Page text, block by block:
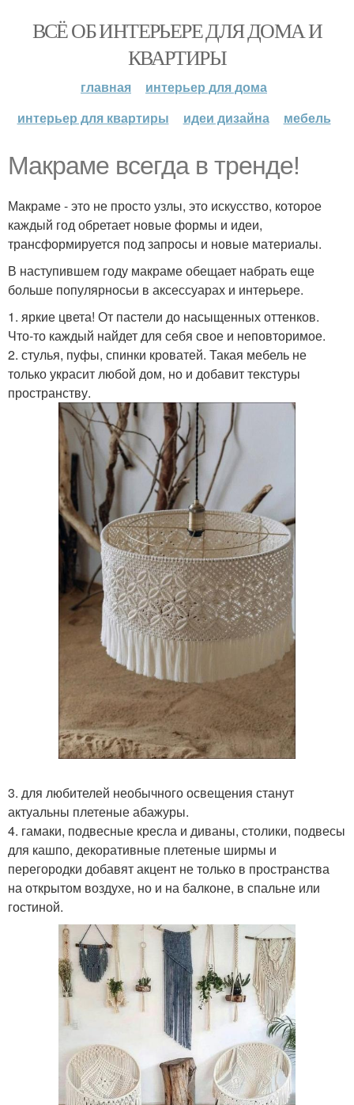
ВСЁ ОБ ИНТЕРЬЕРЕ ДЛЯ ДОМА И
КВАРТИРЫ
главная
интерьер для дома
интерьер для квартиры
идеи дизайна мебель
Макраме всегда в тренде!
Макраме - это не просто узлы, это искусство, которое
каждый год обретает новые формы и идеи,
трансформируется под запросы и новые материалы.
В наступившем году макраме обещает набрать еще
больше популярносьи в аксессуарах и интерьере.
1. яркие цвета! От пастели до насыщенных оттенков.
Что-то каждый найдет для себя свое и неповторимое.
2. стулья, пуфы, спинки кроватей. Такая мебель не
только украсит любой дом, но и добавит текстуры
пространству.
3. для любителей необычного освещения станут
актуальны плетеные абажуры.
4. гамаки, подвесные кресла и диваны, столики, подвесы
для кашпо, декоративные плетеные ширмы и
перегородки добавят акцент не только в пространства
на открытом воздухе, но и на балконе, в спальне или
гостиной.